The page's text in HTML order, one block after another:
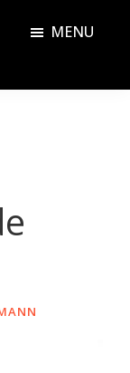
MENU